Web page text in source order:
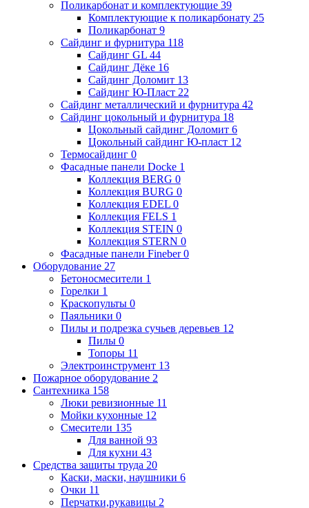
Поликарбонат и комплектующие 39
Комплектующие к поликарбонату 25
Поликарбонат 9
Сайдинг и фурнитура 118
Сайдинг GL 44
Сайдинг Дёке 16
Сайдинг Доломит 13
Сайдинг Ю-Пласт 22
Сайдинг металлический и фурнитура 42
Сайдинг цокольный и фурнитура 18
Цокольный сайдинг Доломит 6
Цокольный сайдинг Ю-пласт 12
Термосайдинг 0
Фасадные панели Docke 1
Коллекция BERG 0
Коллекция BURG 0
Коллекция EDEL 0
Коллекция FELS 1
Коллекция STEIN 0
Коллекция STERN 0
Фасадные панели Fineber0
Оборудование 27
Бетоносмесители 1
Горелки 1
Краскопульты 0
Паяльники 0
Пилы и подрезка сучьев деревьев 12
Пилы 0
Топоры 11
Электроинструмент 13
Пожарное оборудование 2
Сантехника 158
Люки ревизионные 11
Мойки кухонные 12
Смесители 135
Для ванной 93
Для кухни 43
Средства защиты труда 20
Каски, маски, наушники 6
Очки 11
Перчатки,рукавицы 2